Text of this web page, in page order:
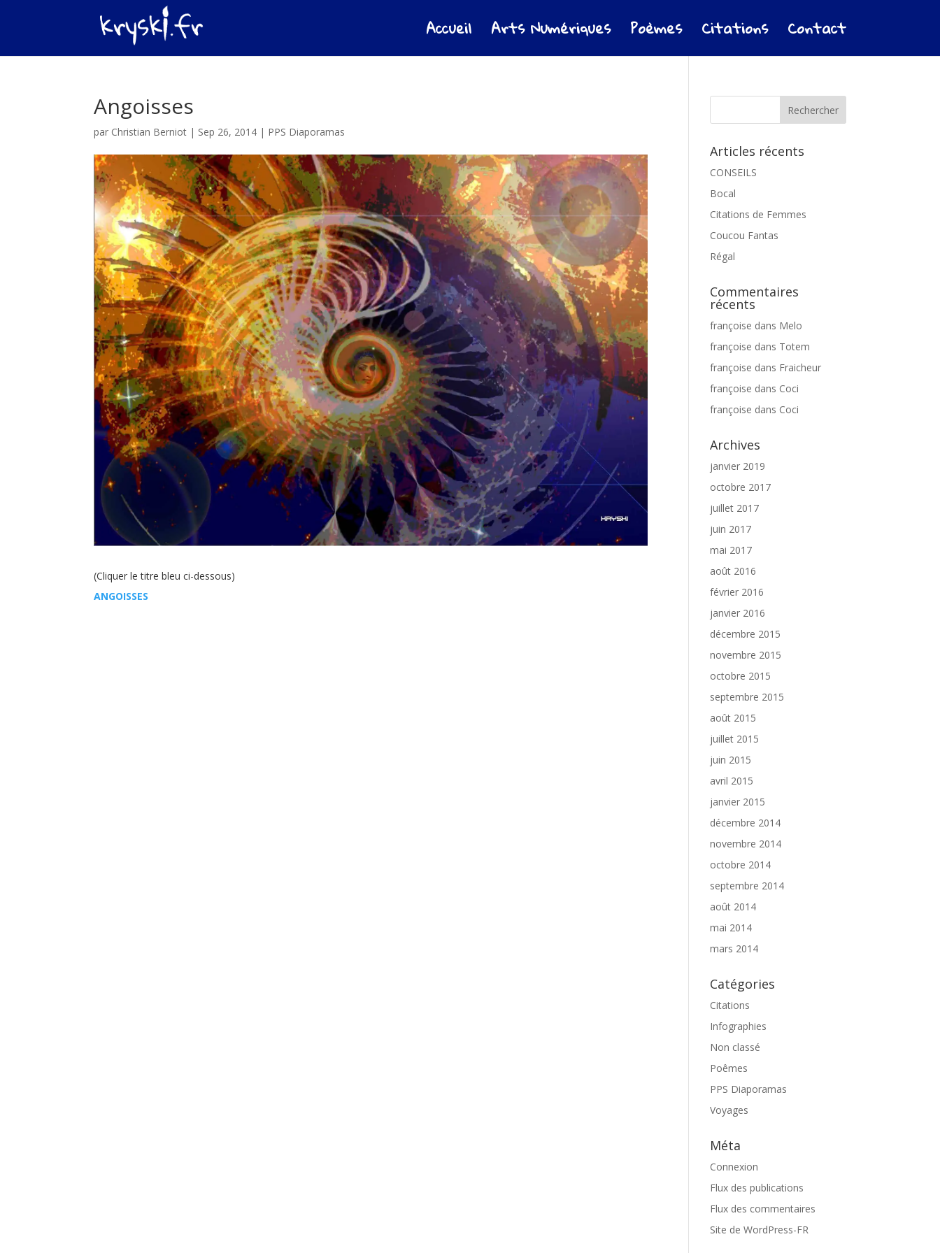
Accueil Arts Numériques Poèmes Citations Contact
Angoisses
par Christian Berniot | Sep 26, 2014 | PPS Diaporamas
(Cliquer le titre bleu ci-dessous)
ANGOISSES
Articles récents
CONSEILS
Bocal
Citations de Femmes
Coucou Fantas
Régal
Commentaires
récents
françoise dans Melo
françoise dans Totem
françoise dans Fraicheur
françoise dans Coci
françoise dans Coci
Archives
janvier 2019
octobre 2017
juillet 2017
juin 2017
mai 2017
août 2016
février 2016
janvier 2016
décembre 2015
novembre 2015
octobre 2015
septembre 2015
août 2015
juillet 2015
juin 2015
avril 2015
janvier 2015
décembre 2014
novembre 2014
octobre 2014
septembre 2014
août 2014
mai 2014
mars 2014
Catégories
Citations
Infographies
Non classé
Poêmes
PPS Diaporamas
Voyages
Méta
Connexion
Flux des publications
Flux des commentaires
Site de WordPress-FR